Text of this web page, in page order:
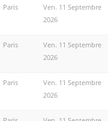
Paris
Ven. 11 Septembre
2026
Paris
Ven. 11 Septembre
2026
Paris
Ven. 11 Septembre
2026